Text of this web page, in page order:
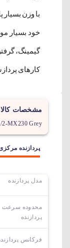
با وزن بسیار
خود بسیار
گیمینگ،
کارهای
مشخصات کالا
2-MX230 Grey
پردازنده
مدل پردازنده
محدوده سرعت
پردازنده
فرکانس